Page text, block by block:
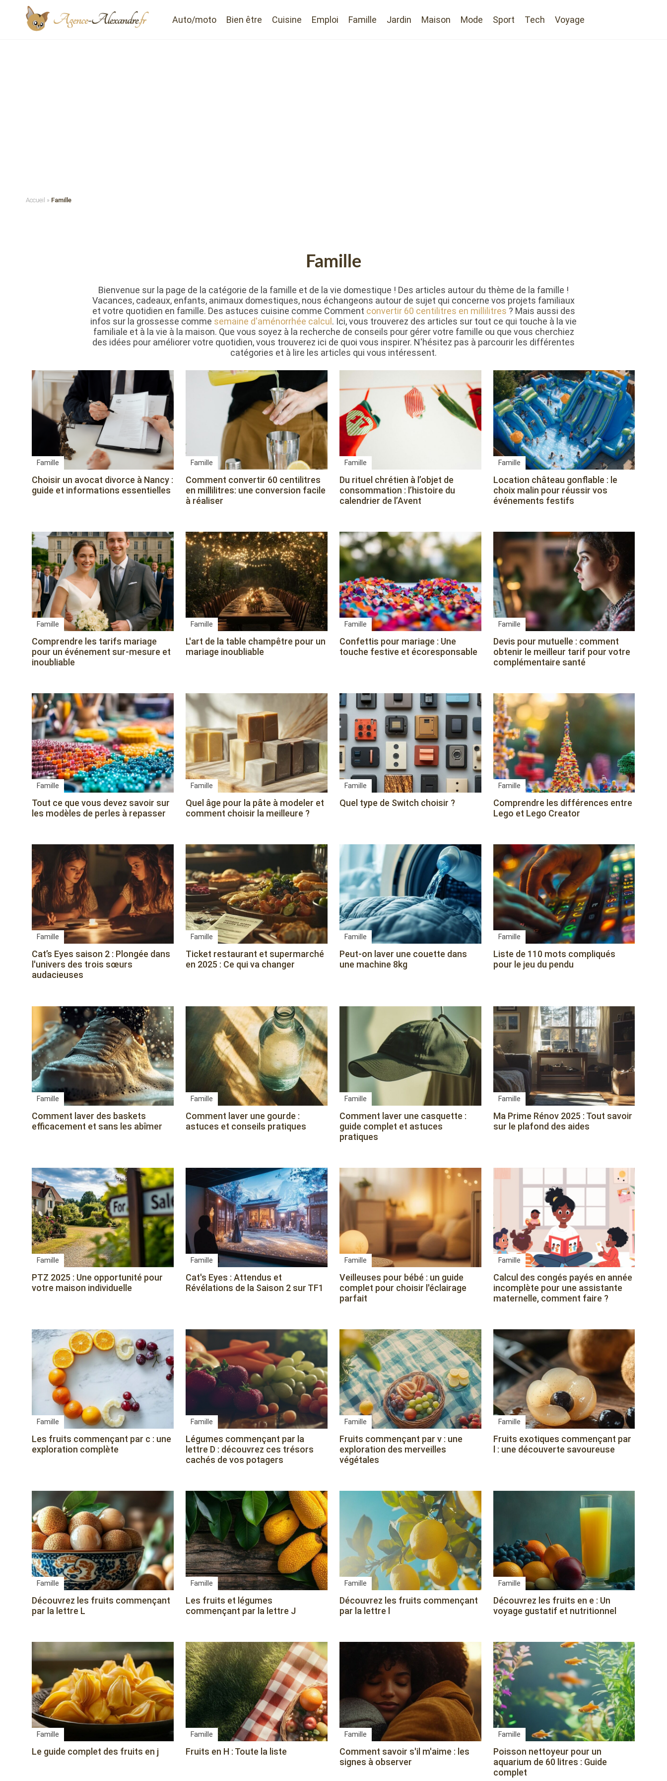
Auto/moto Bien être Cuisine Emploi Famille Jardin Maison Mode Sport Tech Voyage
Accueil » Famille
Famille
Bienvenue sur la page de la catégorie de la famille et de la vie domestique ! Des articles autour du thème de la famille !
Vacances, cadeaux, enfants, animaux domestiques, nous échangeons autour de sujet qui concerne vos projets familiaux
et votre quotidien en famille. Des astuces cuisine comme Comment convertir 60 centilitres en millilitres ? Mais aussi des
infos sur la grossesse comme semaine d'aménorrhée calcul . Ici, vous trouverez des articles sur tout ce qui touche à la vie
familiale et à la vie à la maison. Que vous soyez à la recherche de conseils pour gérer votre famille ou que vous cherchiez
des idées pour améliorer votre quotidien, vous trouverez ici de quoi vous inspirer. N'hésitez pas à parcourir les différentes
catégories et à lire les articles qui vous intéressent.
Famille
Choisir un avocat divorce à Nancy :
guide et informations essentielles
Famille
Comment convertir 60 centilitres
en millilitres: une conversion facile
à réaliser
Famille
Du rituel chrétien à l’objet de
consommation : l’histoire du
calendrier de l’Avent
Famille
Location château gonflable : le
choix malin pour réussir vos
événements festifs
Famille
Comprendre les tarifs mariage
pour un événement sur-mesure et
inoubliable
Famille
L'art de la table champêtre pour un
mariage inoubliable
Famille
Confettis pour mariage : Une
touche festive et écoresponsable
Famille
Devis pour mutuelle : comment
obtenir le meilleur tarif pour votre
complémentaire santé
Famille
Tout ce que vous devez savoir sur
les modèles de perles à repasser
Famille
Quel âge pour la pâte à modeler et
comment choisir la meilleure ?
Famille
Quel type de Switch choisir ?
Famille
Comprendre les différences entre
Lego et Lego Creator
Famille
Cat’s Eyes saison 2 : Plongée dans
l'univers des trois sœurs
audacieuses
Famille
Ticket restaurant et supermarché
en 2025 : Ce qui va changer
Famille
Peut-on laver une couette dans
une machine 8kg
Famille
Liste de 110 mots compliqués
pour le jeu du pendu
Famille
Comment laver des baskets
efficacement et sans les abîmer
Famille
Comment laver une gourde :
astuces et conseils pratiques
Famille
Comment laver une casquette :
guide complet et astuces
pratiques
Famille
Ma Prime Rénov 2025 : Tout savoir
sur le plafond des aides
Famille
PTZ 2025 : Une opportunité pour
votre maison individuelle
Famille
Cat's Eyes : Attendus et
Révélations de la Saison 2 sur TF1
Famille
Veilleuses pour bébé : un guide
complet pour choisir l'éclairage
parfait
Famille
Calcul des congés payés en année
incomplète pour une assistante
maternelle, comment faire ?
Famille
Les fruits commençant par c : une
exploration complète
Famille
Légumes commençant par la
lettre D : découvrez ces trésors
cachés de vos potagers
Famille
Fruits commençant par v : une
exploration des merveilles
végétales
Famille
Fruits exotiques commençant par
l : une découverte savoureuse
Famille
Découvrez les fruits commençant
par la lettre L
Famille
Les fruits et légumes
commençant par la lettre J
Famille
Découvrez les fruits commençant
par la lettre l
Famille
Découvrez les fruits en e : Un
voyage gustatif et nutritionnel
Famille
Le guide complet des fruits en j
Famille
Fruits en H : Toute la liste
Famille
Comment savoir s'il m'aime : les
signes à observer
Famille
Poisson nettoyeur pour un
aquarium de 60 litres : Guide
complet